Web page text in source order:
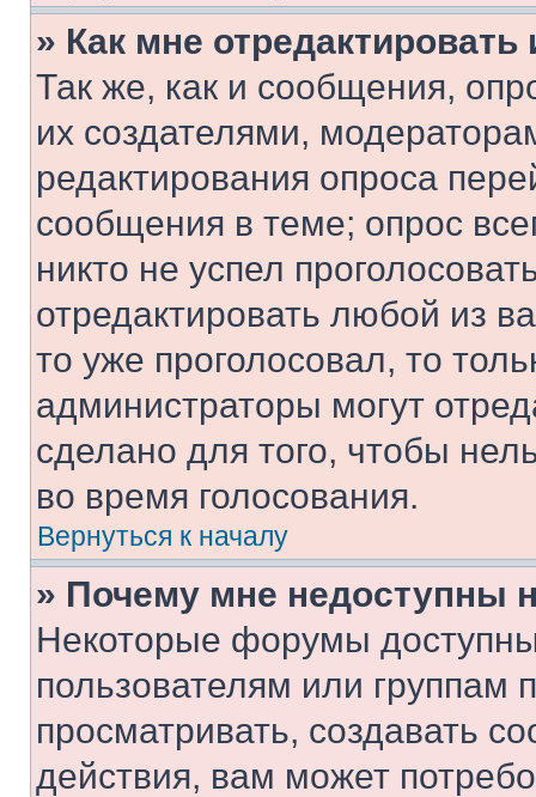
» Как мне
Так же, как и сообщения,
их создателями,
редактирования опроса
сообщения в теме; опрос
никто не успел
отредактировать любой из
то уже проголосовал, то
администраторы могут
сделано для того, чтобы
во время голосования.
Вернуться к началу
» Почему мне недоступны
Некоторые форумы
пользователям или группам
просматривать, создавать
действия, вам может